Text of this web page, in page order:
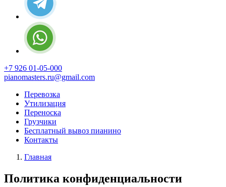
+7 926 01-05-000
pianomasters.ru@gmail.com
Перевозка
Утилизация
Переноска
Грузчики
Бесплатный вывоз пианино
Контакты
Главная
Политика конфиденциальности